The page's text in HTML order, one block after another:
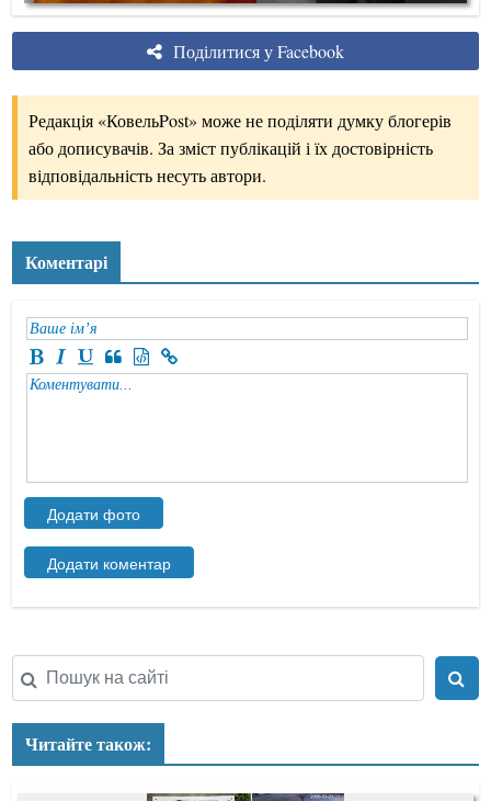
Поділитися у Facebook
Редакція «КовельPost» може не поділяти думку блогерів
або дописувачів. За зміст публікацій і їх достовірність
відповідальність несуть автори.
Коментарі
Читайте також: